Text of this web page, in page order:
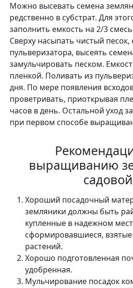
Можно высевать се­мена
редственно в субстрат. Для
запол­нить емкость на 2/3
Свер­ху насыпать чистый песок,
пульвери­затора, высеять
замульчировать песком.
пленкой. Поливать из
дня. По мере появления
провет­ривать, приоткрывая
часов в день. Остальной уход
при первом способе
выращиванию
садовой
Хороший посадочный
земляники должны быть
куплен­ные в надежном
сформировавши­еся,
растений.
Хорошо подготовленная
удобренная.
Муль­чирование посадок